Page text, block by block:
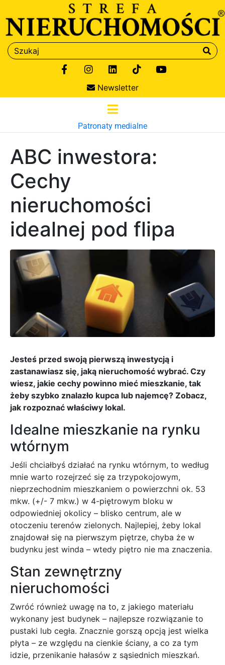
Newsletter
Patronaty medialne
ABC inwestora:
Cechy
nieruchomości
idealnej pod flipa
Jesteś przed swoją pierwszą inwestycją i
zastanawiasz się, jaką nieruchomość wybrać. Czy
wiesz, jakie cechy powinno mieć mieszkanie, tak
żeby szybko znalazło kupca lub najemcę? Zobacz,
jak rozpoznać właściwy lokal.
Idealne mieszkanie na rynku
wtórnym
Jeśli chciałbyś działać na rynku wtórnym, to według
mnie warto rozejrzeć się za trzypokojowym,
nieprzechodnim mieszkaniem o powierzchni ok. 53
mkw. (+/- 7 mkw.) w 4-piętrowym bloku w
odpowiedniej okolicy – blisko centrum, ale w
otoczeniu terenów zielonych. Najlepiej, żeby lokal
znajdował się na pierwszym piętrze, chyba że w
budynku jest winda – wtedy piętro nie ma znaczenia.
Stan zewnętrzny
nieruchomości
Zwróć również uwagę na to, z jakiego materiału
wykonany jest budynek – najlepsze rozwiązanie to
pustaki lub cegła. Znacznie gorszą opcją jest wielka
płyta – ze względu na cienkie ściany, a co za tym
idzie, przenikanie hałasów z sąsiednich mieszkań.